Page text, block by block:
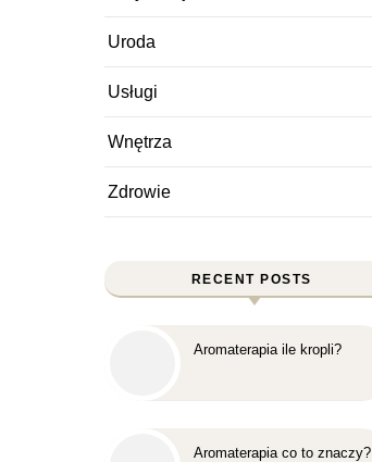
Uroda
Usługi
Wnętrza
Zdrowie
RECENT POSTS
Aromaterapia ile kropli?
Aromaterapia co to znaczy?